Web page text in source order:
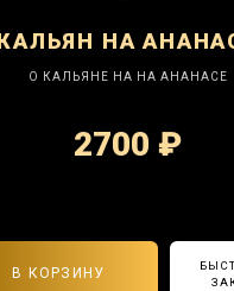
НА
О КАЛЬЯНЕ НА НА АНАНАСЕ
2700 ₽
В КОРЗИНУ